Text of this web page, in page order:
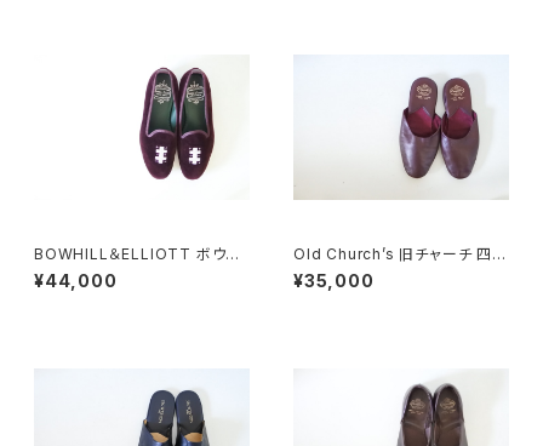
BOWHILL＆ELLIOTT ボウヒ
ルアンドエリオット ベルベットス
リッポン UK8
¥44,000
Old Church’s 旧チャーチ 四都
市 Sparta スリッパ
¥35,000